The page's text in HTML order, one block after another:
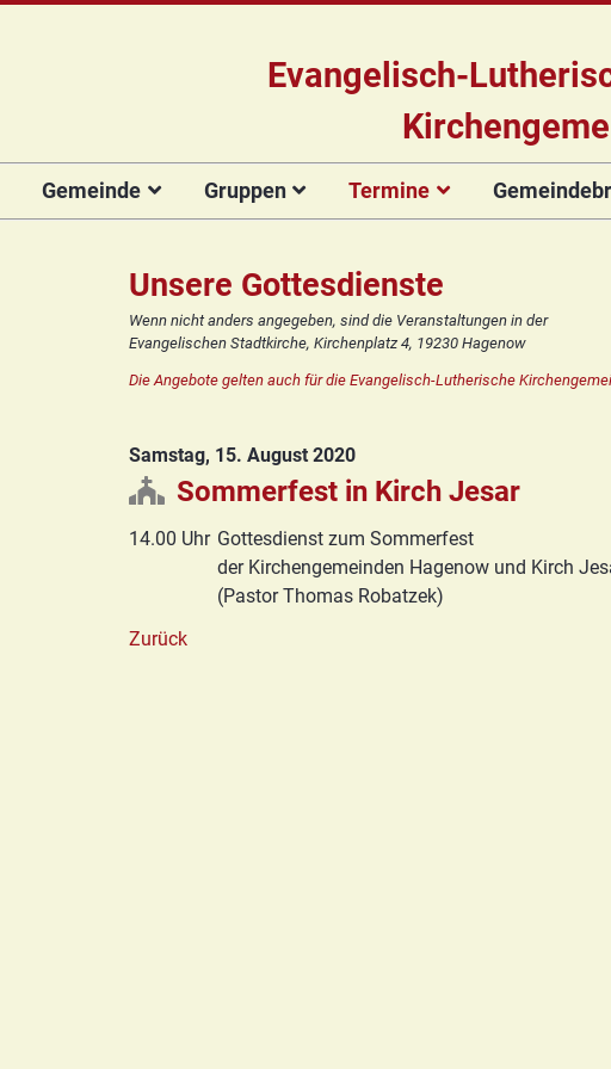
Evangelisch-
Gemeinde
Das Team
Hauptamtliche
Kirchengemeinderat
Vorstellung der
Unsere Kirche
Orgelsanierung
Rückblick
Prävention
FAQ
Basis/Schutzkonzept
HGN
Gruppen
Für Kinder
Kinderkirche
Kinderturnen
Konfirmanden
Für Erwachsene
Chor
Posaunenchor
Collegium
Blaues Kreuz
Seniorenkreis
Chor
Posaunenchor
Freundeskreis
Seniorenkreis
Frauenkreis
Zirkusgruppe
Termine
Gottesdienste
Unsere Gottesdienste
Wenn nicht anders angegeben, sind die Veranstaltungen in der
Evangelischen Stadtkirche, Kirchenplatz 4, 19230 Hagenow
Die Angebote gelten auch für die Evangelisch-Lutherische
Samstag, 15. August 2020
Sommerfest in Kirch Jesar
14.00 Uhr Gottesdienst zum Sommerfest
der Kirchengemeinden Hagenow und Kirch
(Pastor Thomas Robatzek)
Zurück